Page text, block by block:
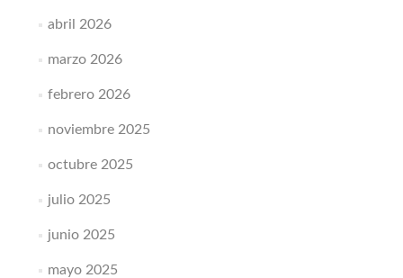
abril 2026
marzo 2026
febrero 2026
noviembre 2025
octubre 2025
julio 2025
junio 2025
mayo 2025